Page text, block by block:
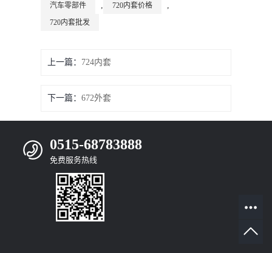
汽车零部件 720内套价格
720内套批发
上一篇： 724内套
下一篇：672外套
0515-68783888
免费服务热线